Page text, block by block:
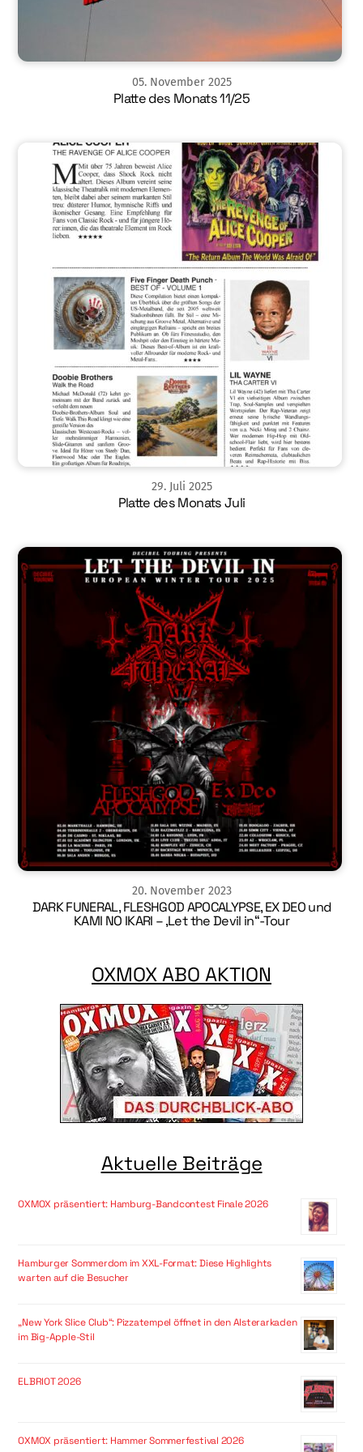
05. November 2025
Platte des Monats 11/25
29. Juli 2025
Platte des Monats Juli
20. November 2023
DARK FUNERAL, FLESHGOD APOCALYPSE, EX DEO und
KAMI NO IKARI – ‚Let the Devil in“-Tour
OXMOX ABO AKTION
Aktuelle Beiträge
OXMOX präsentiert: Hamburg-Bandcontest Finale 2026
Hamburger Sommerdom im XXL-Format: Diese Highlights
warten auf die Besucher
„New York Slice Club“: Pizzatempel öffnet in den Alsterarkaden
im Big-Apple-Stil
ELBRIOT 2026
OXMOX präsentiert: Hammer Sommerfestival 2026